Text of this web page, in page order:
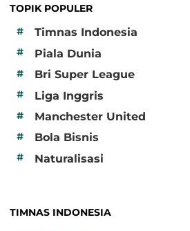
TOPIK POPULER
#
Timnas Indonesia
# Piala Dunia
# Bri Super League
# Liga Inggris
# Manchester United
# Bola Bisnis
# Naturalisasi
TIMNAS INDONESIA